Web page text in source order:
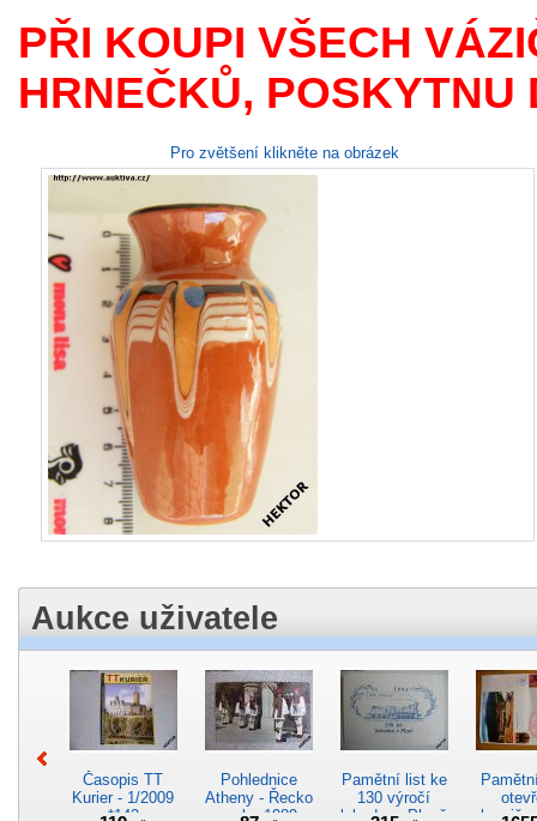
PŘI KOUPI VŠECH
HRNEČKŮ,
Pro zvětšení klikněte na obrázek
Aukce uživatele
Časopis TT
Kurier - 1/2009
*142
Pohlednice
Atheny - Řecko
z roku 1989.
Pamětní list ke
130 výročí
lokodepa Plzeň